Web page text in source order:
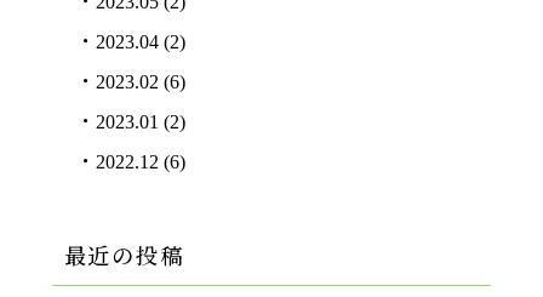
2023.04(2)
2023.02 (6)
2023.01 (2)
2022.12 (6)
最近の投稿